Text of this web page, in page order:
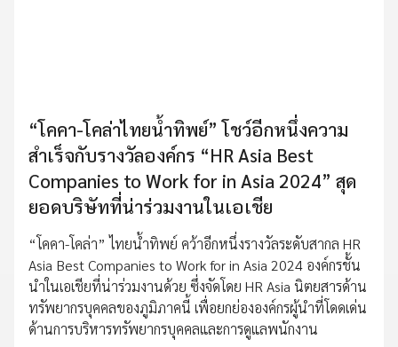
“โคคา-โคล่าไทยน้ำทิพย์” โชว์อีกหนึ่งความ
สำเร็จกับรางวัลองค์กร “HR Asia Best
Companies to Work for in Asia 2024” สุด
ยอดบริษัทที่น่าร่วมงานในเอเชีย
“โคคา-โคล่า” ไทยน้ำทิพย์ คว้าอีกหนึ่งรางวัลระดับสากล HR
Asia Best Companies to Work for in Asia 2024 องค์กรชั้น
นำในเอเชียที่น่าร่วมงานด้วย ซึ่งจัดโดย HR Asia นิตยสารด้าน
ทรัพยากรบุคคลของภูมิภาคนี้ เพื่อยกย่ององค์กรผู้นำที่โดดเด่น
ด้านการบริหารทรัพยากรบุคคลและการดูแลพนักงาน